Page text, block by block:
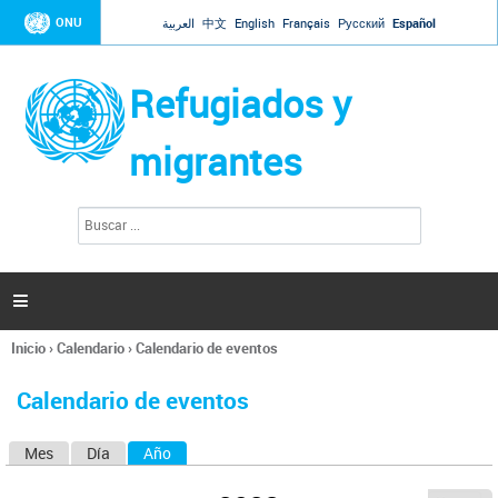
Jump to navigation
ONU العربية 中文 English Français Русский Español
Refugiados y
migrantes
l
s

Se
usted
Inicio›Calendario›Calendario de eventos
Calendario de eventos
Mes Día Año